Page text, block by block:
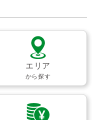
エリア
から探す